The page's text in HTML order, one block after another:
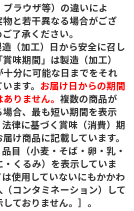
ラウザ等）の違いによ
と若干異なる場合がござ
了承ください。
（加工）日から安全に召し
味期間」は製造（加工）
分に可能な日までをそれ
ます。 お届け日からの期間
りません。 複数の商品が
合、最も短い期間を表示
律に基づく賞味（消費）期
け商品に記載しています。
目（小麦・そば・卵・乳・
くるみ）を表示していま
使用していないにもかかわ
コンタミネーション）して
ておりません。］。